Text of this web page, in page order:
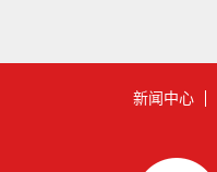
新闻中心